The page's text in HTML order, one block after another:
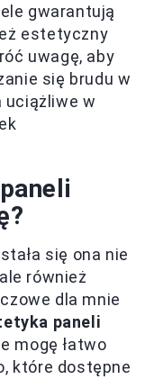
gwarantują
estetyczny
uwagę, aby
się brudu w
uciążliwe w
się ona nie
również
dla mnie
paneli
mogę łatwo
które dostępne